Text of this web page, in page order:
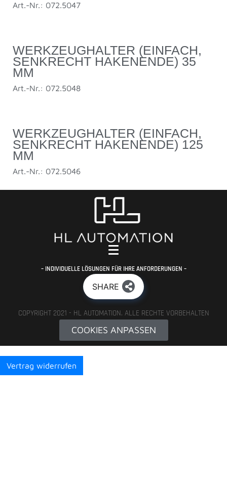
Art.-Nr.: 072.5047
WERKZEUGHALTER (EINFACH,
SENKRECHT HAKENENDE) 35
MM
Art.-Nr.: 072.5048
WERKZEUGHALTER (EINFACH,
SENKRECHT HAKENENDE) 125
MM
Art.-Nr.: 072.5046
– INDIVIDUELLE LÖSUNGEN FÜR IHRE ANFORDERUNGEN –
SHARE
COPYRIGHT 2021 - HL AUTOMATION. ALLE RECHTE VORBEHALTEN
COOKIES ANPASSEN
Vertrag widerrufen